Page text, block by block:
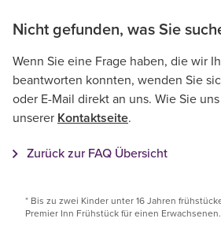
Nicht gefunden, was Sie
Wenn Sie eine Frage haben, die wir
beantworten konnten, wenden Sie
oder E-Mail direkt an uns. Wie Sie
unserer Kontaktseite.
Zurück zur FAQ Übersicht
* Bis zu zwei Kinder unter 16 Jahren
Premier Inn Frühstück für einen Erwachsenen.